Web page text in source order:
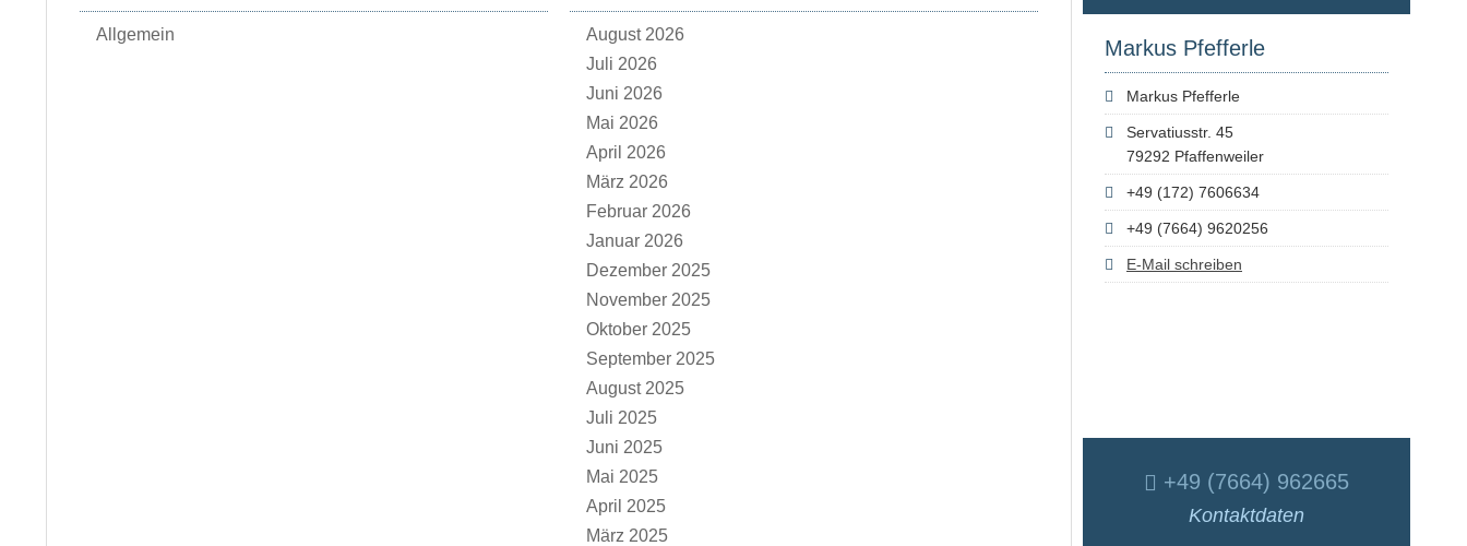
Markus Pfefferle
Markus Pfefferle
Servatiusstr. 45
79292 Pfaffenweiler
+49 (172) 7606634
+49 (7664) 9620256
E-Mail schreiben
+49 (7664) 962665
Kontaktdaten
Allgemein
August 2026
Juli 2026
Juni 2026
Mai 2026
April 2026
März 2026
Februar 2026
Januar 2026
Dezember 2025
November 2025
Oktober 2025
September 2025
August 2025
Juli 2025
Juni 2025
Mai 2025
April 2025
März 2025